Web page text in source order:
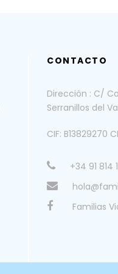
CONTACTO
Dirección : C/
Serranillos del
CIF: B13829270
+34 91
Familias